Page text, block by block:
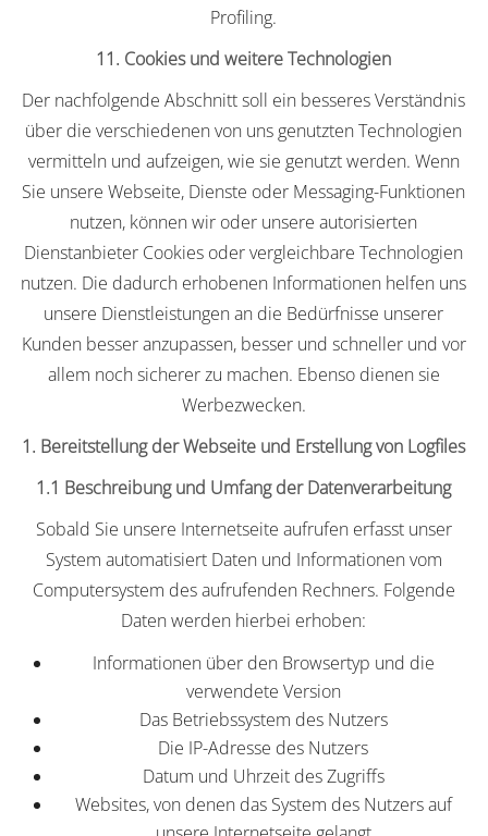
Profiling.
11. Cookies und weitere Technologien
Der nachfolgende Abschnitt soll ein besseres Verständnis
über die verschiedenen von uns genutzten Technologien
vermitteln und aufzeigen, wie sie genutzt werden. Wenn
Sie unsere Webseite, Dienste oder Messaging-Funktionen
nutzen, können wir oder unsere autorisierten
Dienstanbieter Cookies oder vergleichbare Technologien
nutzen. Die dadurch erhobenen Informationen helfen uns
unsere Dienstleistungen an die Bedürfnisse unserer
Kunden besser anzupassen, besser und schneller und vor
allem noch sicherer zu machen. Ebenso dienen sie
Werbezwecken.
1. Bereitstellung der Webseite und Erstellung von Logfiles
1.1 Beschreibung und Umfang der Datenverarbeitung
Sobald Sie unsere Internetseite aufrufen erfasst unser
System automatisiert Daten und Informationen vom
Computersystem des aufrufenden Rechners. Folgende
Daten werden hierbei erhoben:
Informationen über den Browsertyp und die
verwendete Version
Das Betriebssystem des Nutzers
Die IP-Adresse des Nutzers
Datum und Uhrzeit des Zugriffs
Websites, von denen das System des Nutzers auf